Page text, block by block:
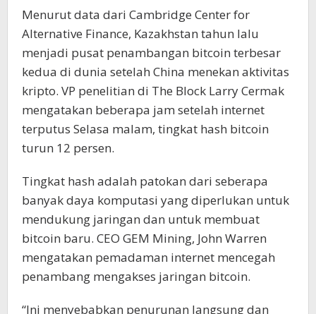
Menurut data dari Cambridge Center for
Alternative Finance, Kazakhstan tahun lalu
menjadi pusat penambangan bitcoin terbesar
kedua di dunia setelah China menekan aktivitas
kripto. VP penelitian di The Block Larry Cermak
mengatakan beberapa jam setelah internet
terputus Selasa malam, tingkat hash bitcoin
turun 12 persen.
Tingkat hash adalah patokan dari seberapa
banyak daya komputasi yang diperlukan untuk
mendukung jaringan dan untuk membuat
bitcoin baru. CEO GEM Mining, John Warren
mengatakan pemadaman internet mencegah
penambang mengakses jaringan bitcoin.
“Ini menyebabkan penurunan langsung dan